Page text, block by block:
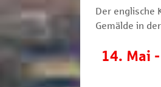
Der englische
Gemälde in
14. Mai